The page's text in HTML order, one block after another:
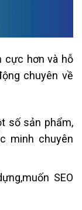
cực hơn và hỗ
chuyên về
số sản phẩm,
minh chuyên
SEO